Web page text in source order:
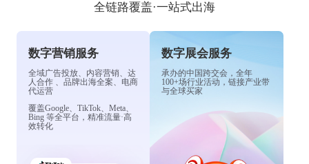
全链路覆盖·一站式出海
数字营销服务
全域广告投放、内容营销、达
人合作 、品牌出海全案、电商
代运营
覆盖Google、TikTok、Meta、
Bing 等全平台，精准流量·高
效转化
数字展会服务
承办的中国跨交会，全年
100+场行业活动，链接产业带
与全球买家